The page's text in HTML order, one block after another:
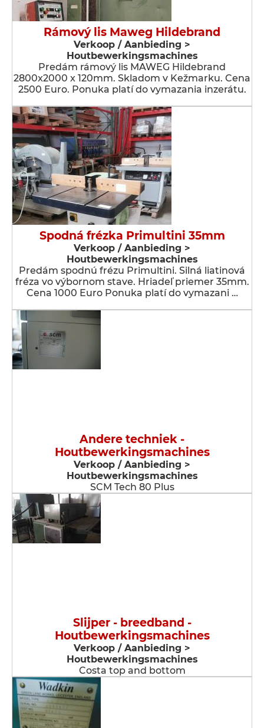
Rámový lis Maweg Hildebrand
Verkoop / Aanbieding >
Houtbewerkingsmachines
Predám rámový lis MAWEG Hildebrand
2800x2000 x 120mm. Skladom v Kežmarku. Cena
2500 Euro. Ponuka platí do vymazania inzerátu.
Spodná frézka Primultini 35mm
Verkoop / Aanbieding >
Houtbewerkingsmachines
Predám spodnú frézu Primultini. Silná liatinová
fréza vo výbornom stave. Hriadeľ priemer 35mm.
Cena 1000 Euro Ponuka platí do vymazani …
Andere techniek -
Houtbewerkingsmachines
Verkoop / Aanbieding >
Houtbewerkingsmachines
SCM Tech 80 Plus
Slijper - breedband -
Houtbewerkingsmachines
Verkoop / Aanbieding >
Houtbewerkingsmachines
Costa top and bottom